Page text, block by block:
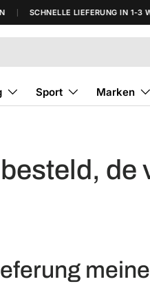
SCHNELLE LIEFERUNG IN 1-3
Sport Marken
de